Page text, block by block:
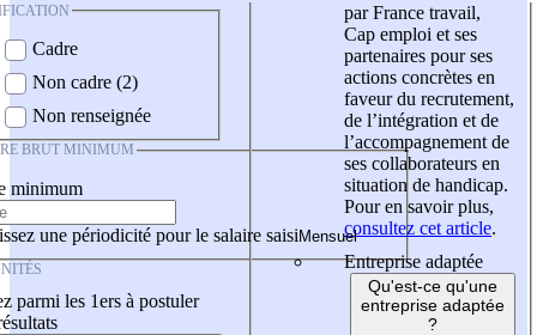
Cadre
Non cadre (2)
Non renseignée
BRUT MINIMUM
minimum
une périodicité pour le salaire saisi
parmi les 1ers à postuler
par France travail,
Cap emploi et ses
partenaires pour ses
actions concrètes en
faveur du recrutement,
de l’intégration et de
l’accompagnement de
ses collaborateurs en
situation de handicap.
Pour en savoir plus,
consultez cet article.
Entreprise adaptée
Qu'est-ce qu'une
entreprise adaptée
?